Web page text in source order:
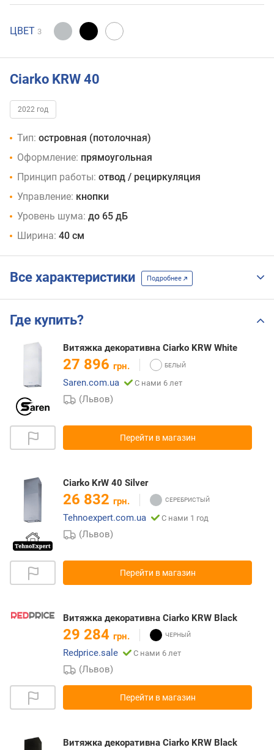
ЦВЕТ 3
Ciarko KRW 40
2022 год
Тип: островная (потолочная)
Оформление: прямоугольная
Принцип работы: отвод / рециркуляция
Управление: кнопки
Уровень шума: до 65 дБ
Ширина: 40 см
Все характеристики Подробнее
Где купить?
Витяжка декоративна Ciarko KRW White
27 896 грн.
Saren.com.ua
С нами 6 лет
(Львов)
Перейти в магазин
Ciarko KrW 40 Silver
26 832 грн.
Tehnoexpert.com.ua
С нами 1 год
(Львов)
Перейти в магазин
Витяжка декоративна Ciarko KRW Black
29 284 грн.
Redprice.sale
С нами 6 лет
(Львов)
Перейти в магазин
Витяжка декоративна Ciarko KRW Black